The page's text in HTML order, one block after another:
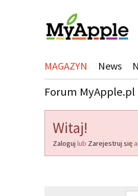
MAGAZYN News
Forum MyApple.pl
Witaj!
Zaloguj lub Zarejestruj się